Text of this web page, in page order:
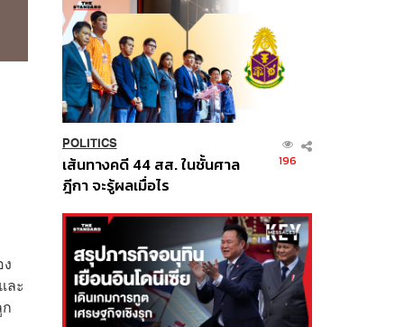
ละ
POLITICS
เส้นทางคดี 44 สส. ในชั้นศาล
ฎีกา จะรู้ผลเมื่อไร
196